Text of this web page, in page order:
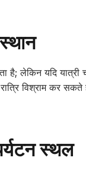
है; लेकिन यदि
विश्राम कर सकते
स्थल